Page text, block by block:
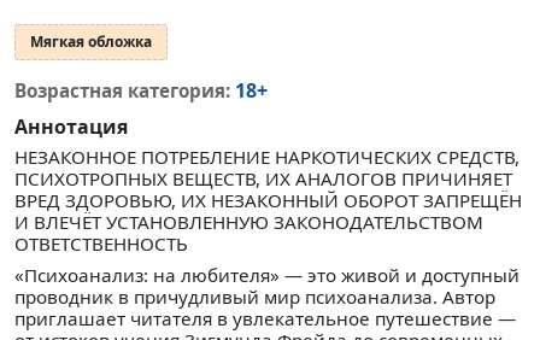
Мягкая обложка
Возрастная категория: 18+
Аннотация
НЕЗАКОННОЕ ПОТРЕБЛЕНИЕ НАРКОТИЧЕСКИХ СРЕДСТВ,
ПСИХОТРОПНЫХ ВЕЩЕСТВ, ИХ АНАЛОГОВ ПРИЧИНЯЕТ
ВРЕД ЗДОРОВЬЮ, ИХ НЕЗАКОННЫЙ ОБОРОТ ЗАПРЕЩЁН
И ВЛЕЧЁТ УСТАНОВЛЕННУЮ ЗАКОНОДАТЕЛЬСТВОМ
ОТВЕТСТВЕННОСТЬ
«Психоанализ: на любителя» — это живой и доступный
проводник в причудливый мир психоанализа. Автор
приглашает читателя в увлекательное путешествие —